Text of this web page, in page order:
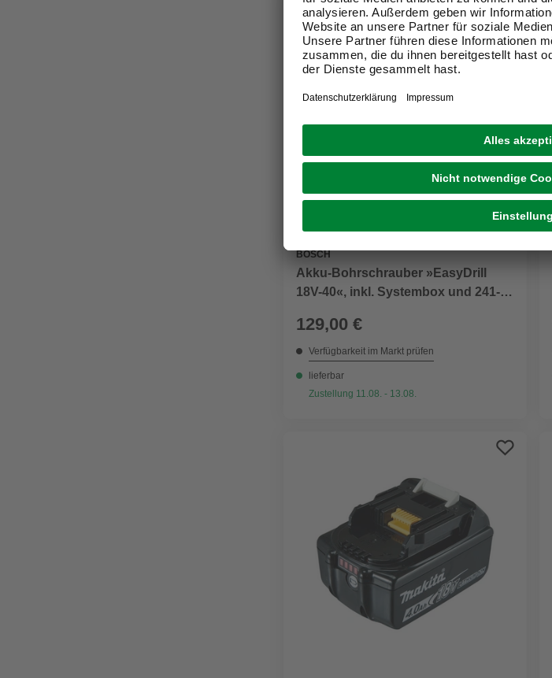
BOSCH
Akku-Bohrschrauber »EasyDrill
18V-40«, inkl. Systembox und 241-
129,00 €
Verfügbarkeit im Markt prüfen
lieferbar
Zustellung 11.08. - 13.08.